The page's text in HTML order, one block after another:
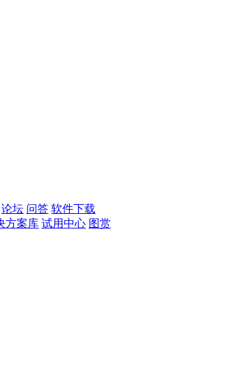
论坛 问答 软件下载
方案库 试用中心 图赏